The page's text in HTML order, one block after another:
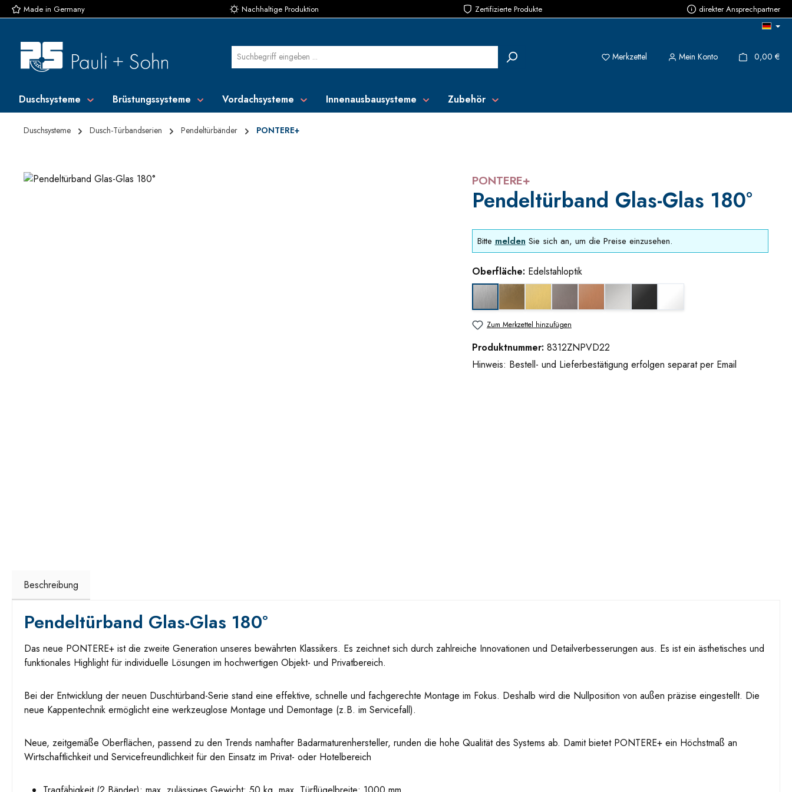
Hauptinhalt springen
Zur Suche springen
Zur Hauptnavigation springen
Made in Germany Nachhaltige Produktion Zertifizierte Produkte direkter Ansprechpartner
Merkzettel Du hast 0 Produkte auf dem Merkzettel
Mein Konto 0,00 €
Duschsysteme Brüstungssysteme Vordachsysteme Innenausbausysteme Zubehör
Duschsysteme Dusch-Türbandserien Pendeltürbänder PONTERE+
Bildergalerie überspringen PONTERE+
Pendeltürband Glas-Glas 180°
Bitte melden Sie sich an, um die Preise einzusehen.
Oberfläche: Edelstahloptik
Edelstahloptik
Zum Merkzettel hinzufügen
Produktnummer: 8312ZNPVD22
Hinweis: Bestell- und Lieferbestätigung erfolgen separat per Email
Beschreibung
Pendeltürband Glas-Glas 180°
Das neue PONTERE+ ist die zweite Generation unseres bewährten Klassikers. Es zeichnet sich durch zahlreiche Innovationen und Detailverbesserungen aus. Es ist ein ästhetisches und
funktionales Highlight für individuelle Lösungen im hochwertigen Objekt- und Privatbereich.
Bei der Entwicklung der neuen Duschtürband-Serie stand eine effektive, schnelle und fachgerechte Montage im Fokus. Deshalb wird die Nullposition von außen präzise eingestellt. Die
neue Kappentechnik ermöglicht eine werkzeuglose Montage und Demontage (z.B. im Servicefall).
Neue, zeitgemäße Oberflächen, passend zu den Trends namhafter Badarmaturenhersteller, runden die hohe Qualität des Systems ab. Damit bietet PONTERE+ ein Höchstmaß an
Wirtschaftlichkeit und Servicefreundlichkeit für den Einsatz im Privat- oder Hotelbereich